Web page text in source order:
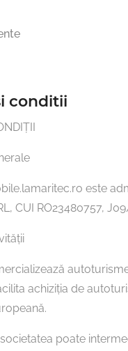
conditii
este
CUI RO23480757,
achiziția de
poate